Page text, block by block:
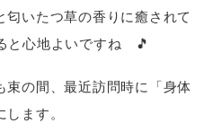
匂いたつ草の香りに癒されて
心地よいですね 🎵
束の間、最近訪問時に「身体
ます。